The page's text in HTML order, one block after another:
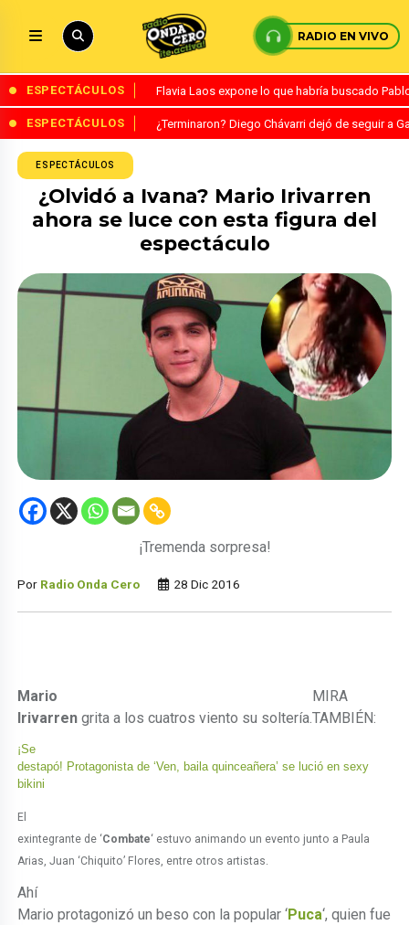
RADIO EN VIVO
ESPECTÁCULOS Flavia Laos expone lo que habría buscado
ESPECTÁCULOS ¿Terminaron? Diego Chávarri dejó de seguir a
ESPECTÁCULOS
¿Olvidó a Ivana? Mario Irivarren
ahora se luce con esta figura del
espectáculo
¡Tremenda sorpresa!
Por Radio Onda Cero 28 Dic 2016
Mario
Irivarren grita a los cuatros viento su soltería.
MIRA
TAMBIÉN:
¡Se
destapó! Protagonista de ‘Ven, baila quinceañera’ se lució en sexy
bikini
El
exintegrante de ‘Combate‘ estuvo animando un evento junto a Paula
Arias, Juan ‘Chiquito’ Flores, entre otros artistas.
Ahí
Mario protagonizó un beso con la popular ‘Puca‘, quien fue